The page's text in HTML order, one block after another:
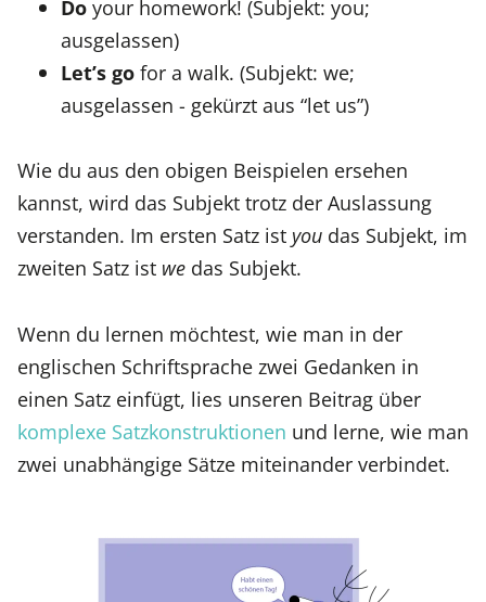
Do your homework! (Subjekt: you;
ausgelassen)
Let’s go for a walk. (Subjekt: we;
ausgelassen - gekürzt aus “let us”)
Wie du aus den obigen Beispielen ersehen
kannst, wird das Subjekt trotz der Auslassung
verstanden. Im ersten Satz ist you das Subjekt, im
zweiten Satz ist we das Subjekt.
Wenn du lernen möchtest, wie man in der
englischen Schriftsprache zwei Gedanken in
einen Satz einfügt, lies unseren Beitrag über
komplexe Satzkonstruktionen und lerne, wie man
zwei unabhängige Sätze miteinander verbindet.